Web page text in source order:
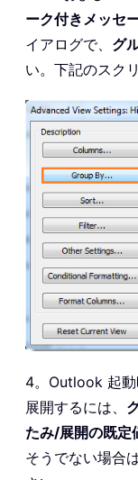
ーク付きメッセ
イアログで、 グ
い。下記のスク
4。Outlook 起
展開するには、
たみ/展開の既定
そうでない場合